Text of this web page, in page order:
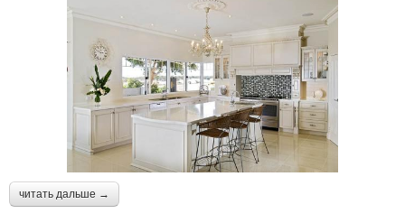
читать дальше →